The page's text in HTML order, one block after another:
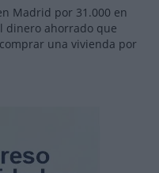
Madrid por 31.000 en
dinero ahorrado que
una vivienda por